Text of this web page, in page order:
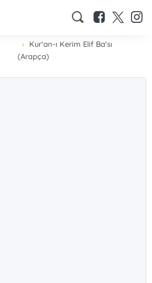
Kur'an-ı Kerim Elif Ba'sı
(Arapça)